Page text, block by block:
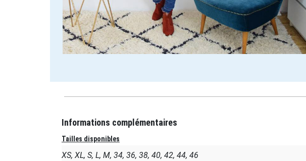
Informations complémentaires
Tailles disponibles
XS, XL, S, L, M, 34, 36, 38, 40, 42, 44, 46